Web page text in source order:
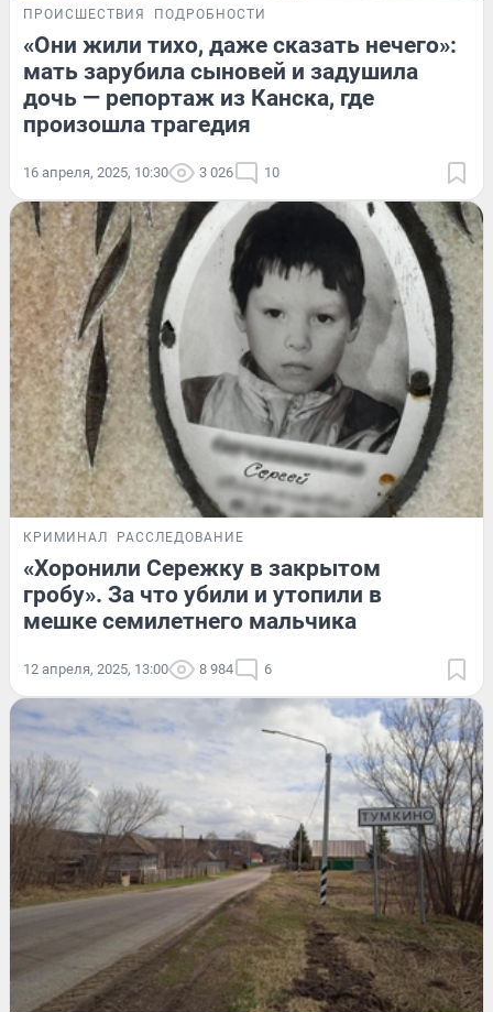
ПРОИСШЕСТВИЯ ПОДРОБНОСТИ
«Они жили тихо, даже сказать нечего»:
мать зарубила сыновей и задушила
дочь — репортаж из Канска, где
произошла трагедия
16 апреля, 2025, 10:30 3 026 10
КРИМИНАЛ РАССЛЕДОВАНИЕ
«Хоронили Сережку в закрытом
гробу». За что убили и утопили в
мешке семилетнего мальчика
12 апреля, 2025, 13:00 8 984 6